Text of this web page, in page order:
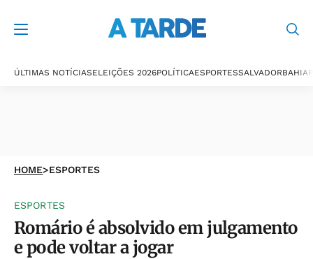
ÚLTIMAS NOTÍCIASELEIÇÕES 2026POLÍTICAESPORTESSALVADORBAHIA
HOME>ESPORTES
ESPORTES
Romário é absolvido em julgamento
e pode voltar a jogar